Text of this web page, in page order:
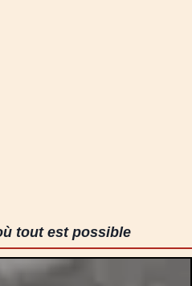
tout est possible